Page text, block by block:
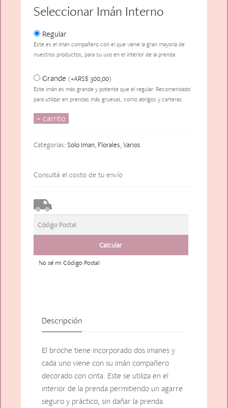
Seleccionar Imán Interno
Regular
Este es el imán compañero con el que viene la gran mayoría de
nuestros productos, para su uso en el interior de la prenda.
Grande (+ARS$ 300,00)
Este imán es más grande y potente que el regular. Recomendado
para utilizar en prendas más gruesas, como abrigos y carteras.
Automne
y
cantidad
+ carrito
Categorías: Solo Iman, Florales,Varios
Consultá el costo de tu envío
No sé mi Código Postal
Descripción
El broche tiene incorporado dos imanes y
cada uno viene con su imán compañero
decorado con cinta. Este se utiliza en el
interior de la prenda permitiendo un agarre
seguro y práctico, sin dañar la prenda.